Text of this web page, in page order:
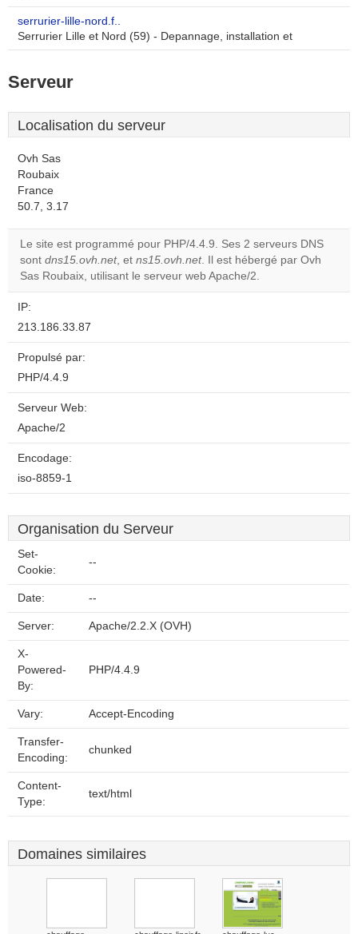
serrurier-lille-nord.f..
Serrurier Lille et Nord (59) - Depannage, installation et
Serveur
Localisation du serveur
Ovh Sas
Roubaix
France
50.7, 3.17
Le site est programmé pour PHP/4.4.9. Ses 2 serveurs DNS
sont dns15.ovh.net, et ns15.ovh.net. Il est hébergé par Ovh
Sas Roubaix, utilisant le serveur web Apache/2.
IP:
213.186.33.87
Propulsé par:
PHP/4.4.9
Serveur Web:
Apache/2
Encodage:
iso-8859-1
Organisation du Serveur
Set-
Cookie:
--
Date: --
Server: Apache/2.2.X (OVH)
X-
Powered-
By:
PHP/4.4.9
Vary: Accept-Encoding
Transfer-
Encoding:
chunked
Content-
Type:
text/html
Domaines similaires